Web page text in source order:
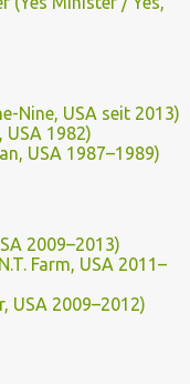
Nine, USA seit 2013)
USA 1982)
USA 1987–1989)
2009–2013)
Farm, USA 2011–
USA 2009–2012)